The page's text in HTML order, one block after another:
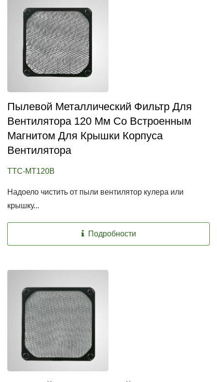
Пылевой Металлический Фильтр Для
Вентилятора 120 Мм Со Встроенным
Магнитом Для Крышки Корпуса
Вентилятора
TTC-MT120B
Надоело чистить от пыли вентилятор кулера или
крышку...
Подробности